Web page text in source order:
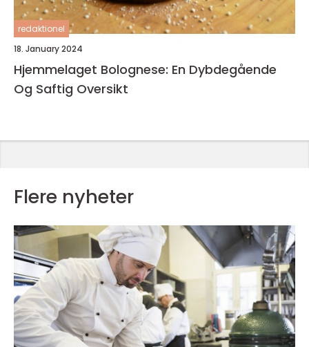
redaktionel
18. January 2024
Hjemmelaget Bolognese: En Dybdegående
Og Saftig Oversikt
Flere nyheter